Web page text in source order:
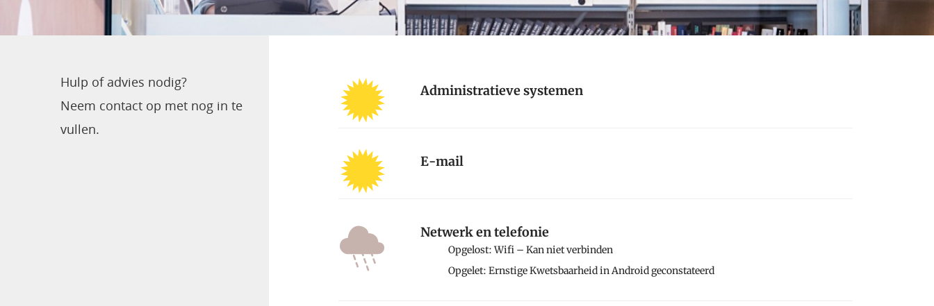
Hulp of advies nodig?
Neem contact op met nog in te
vullen.
Administratieve systemen
E-mail
Netwerk en telefonie
Opgelost: Wifi – Kan niet verbinden
Opgelet: Ernstige Kwetsbaarheid in Android geconstateerd